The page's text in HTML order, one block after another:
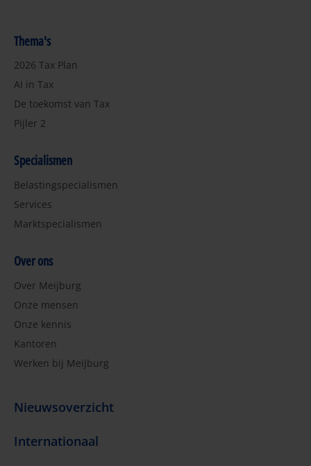
Thema's
2026 Tax Plan
AI in Tax
De toekomst van Tax
Pijler 2
Specialismen
Belastingspecialismen
Services
Marktspecialismen
Over ons
Over Meijburg
Onze mensen
Onze kennis
Kantoren
Werken bij Meijburg
Nieuwsoverzicht
Internationaal